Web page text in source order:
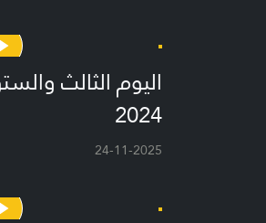
2024
24-11-2025